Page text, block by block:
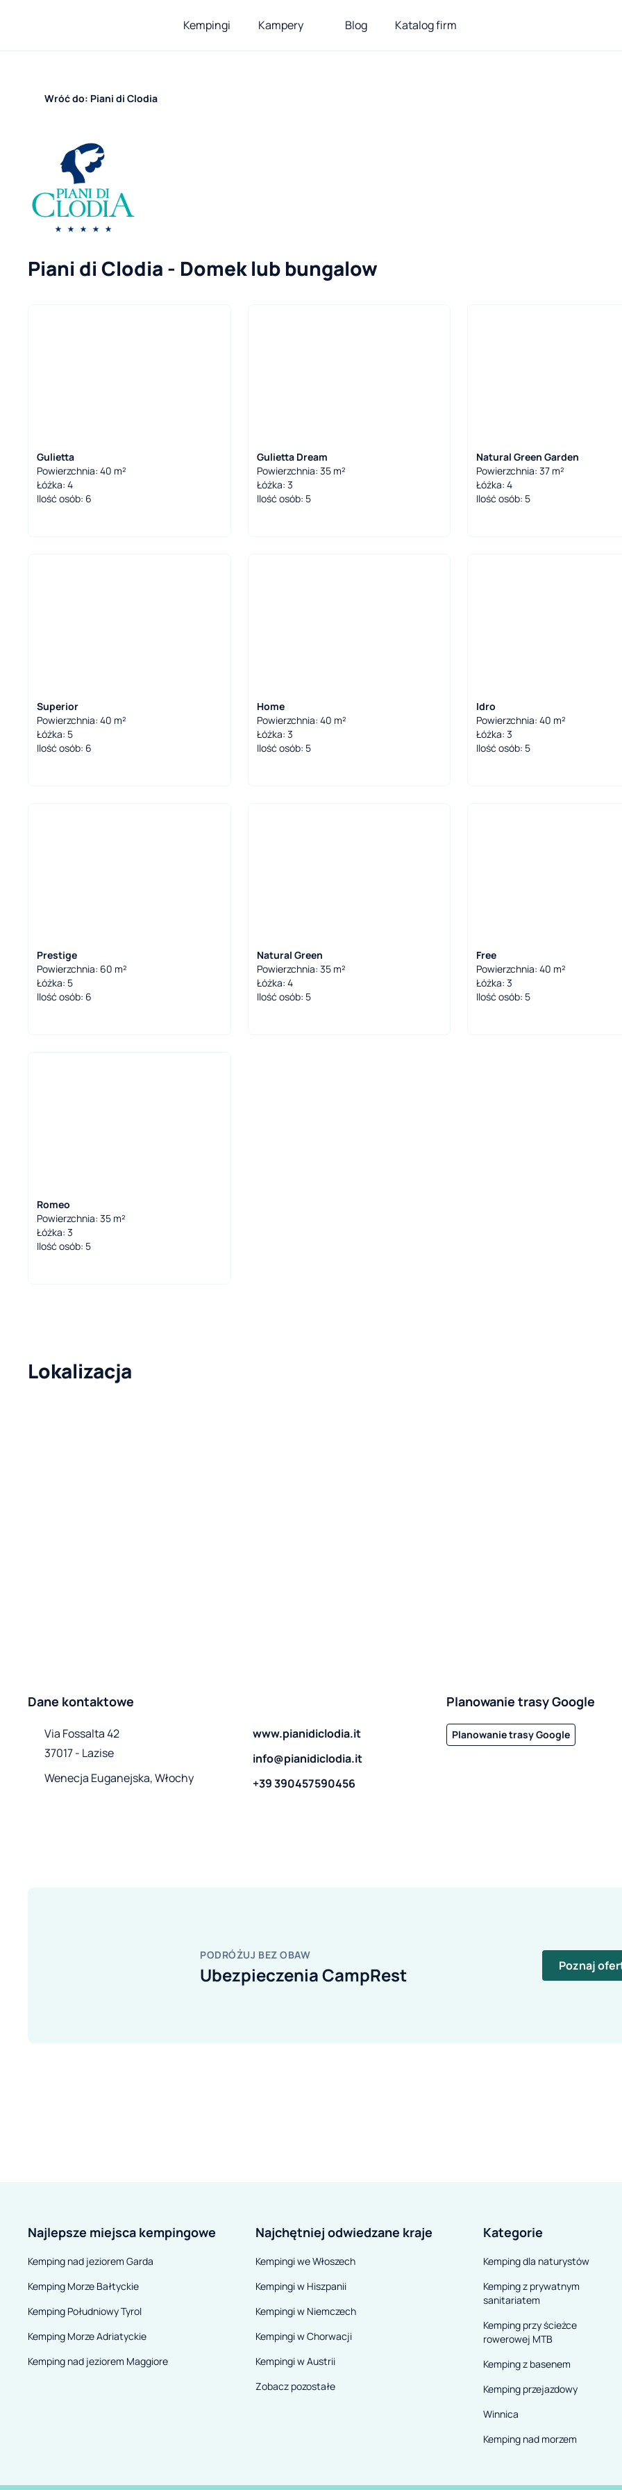
Kempingi Kampery Blog Katalog firm
Wróć do: Piani di Clodia
Piani di Clodia - Domek lub bungalow
Gulietta
Powierzchnia: 40 m²
Łóżka: 4
Ilość osób: 6
Gulietta Dream
Powierzchnia: 35 m²
Łóżka: 3
Ilość osób: 5
Natural Green Garden
Powierzchnia: 37 m²
Łóżka: 4
Ilość osób: 5
Superior
Powierzchnia: 40 m²
Łóżka: 5
Ilość osób: 6
Home
Powierzchnia: 40 m²
Łóżka: 3
Ilość osób: 5
Idro
Powierzchnia: 40 m²
Łóżka: 3
Ilość osób: 5
Prestige
Powierzchnia: 60 m²
Łóżka: 5
Ilość osób: 6
Natural Green
Powierzchnia: 35 m²
Łóżka: 4
Ilość osób: 5
Free
Powierzchnia: 40 m²
Łóżka: 3
Ilość osób: 5
Romeo
Powierzchnia: 35 m²
Łóżka: 3
Ilość osób: 5
Lokalizacja
Dane kontaktowe
Via Fossalta 42
37017 - Lazise
Wenecja Euganejska, Włochy
www.pianidiclodia.it
info@pianidiclodia.it
+39 390457590456
Planowanie trasy Google
Planowanie trasy Google
PODRÓŻUJ BEZ OBAW
Ubezpieczenia CampRest Poznaj
Najlepsze miejsca kempingowe
Kemping nad jeziorem Garda
Kemping Morze Bałtyckie
Kemping Południowy Tyrol
Kemping Morze Adriatyckie
Kemping nad jeziorem Maggiore
Najchętniej odwiedzane kraje
Kempingi we Włoszech
Kempingi w Hiszpanii
Kempingi w Niemczech
Kempingi w Chorwacji
Kempingi w Austrii
Zobacz pozostałe
Kategorie
Kemping dla naturystów
Kemping z prywatnym
sanitariatem
Kemping przy ścieżce
rowerowej MTB
Kemping z basenem
Kemping przejazdowy
Winnica
Kemping nad morzem